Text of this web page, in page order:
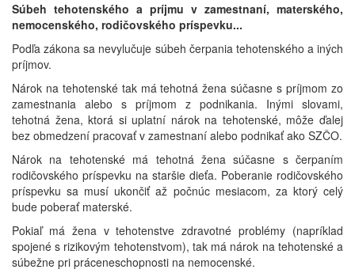
Súbeh tehotenského a príjmu v zamestnaní, materského,
nemocenského, rodičovského príspevku...
Podľa zákona sa nevylučuje súbeh čerpania tehotenského a iných
príjmov.
Nárok na tehotenské tak má tehotná žena súčasne s príjmom zo
zamestnania alebo s príjmom z podnikania. Inými slovami,
tehotná žena, ktorá si uplatní nárok na tehotenské, môže ďalej
bez obmedzení pracovať v zamestnaní alebo podnikať ako SZČO.
Nárok na tehotenské má tehotná žena súčasne s čerpaním
rodičovského príspevku na staršie dieťa. Poberanie rodičovského
príspevku sa musí ukončiť až počnúc mesiacom, za ktorý celý
bude poberať materské.
Pokiaľ má žena v tehotenstve zdravotné problémy (napríklad
spojené s rizikovým tehotenstvom), tak má nárok na tehotenské a
súbežne pri práceneschopnosti na nemocenské.